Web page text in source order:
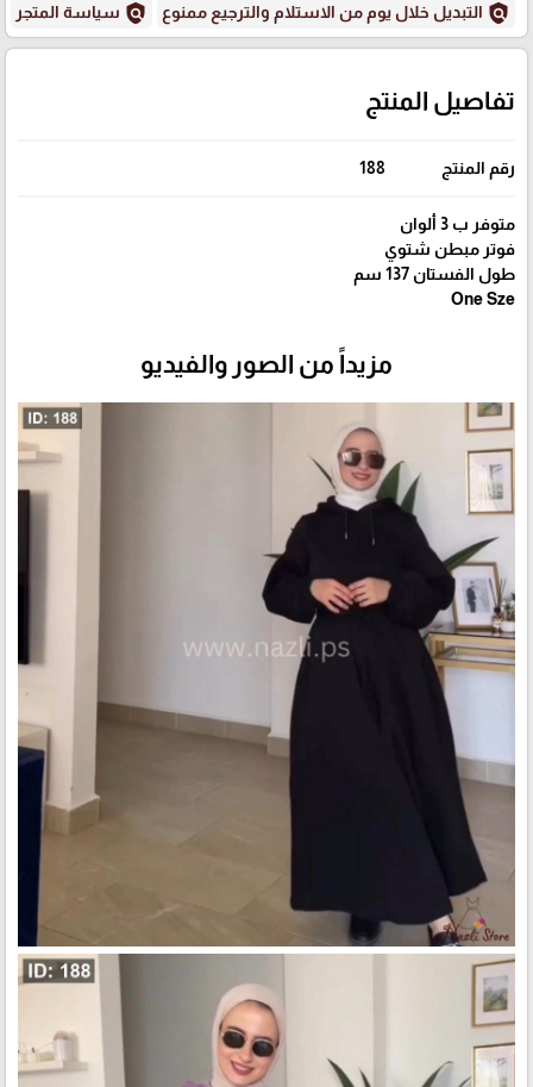
policy التبديل خلال يوم من الاستلام والترجيع ممنوع policy سياسة المتجر
تفاصيل المنتج
رقم المنتج 188
متوفر ب 3 ألوان
فوتر مبطن شتوي
طول الفستان 137 سم
One Sze
مزيداً من الصور والفيديو